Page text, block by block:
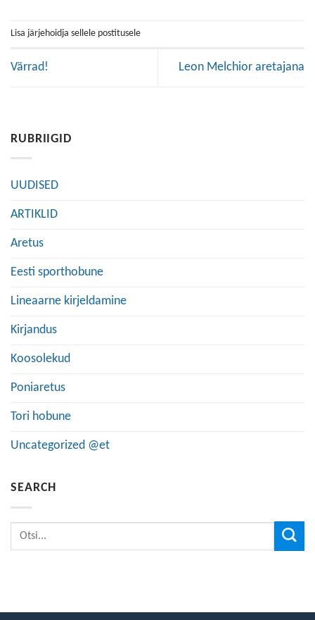
Lisa järjehoidja sellele postitusele
Värrad! Leon Melchior aretajana
RUBRIIGID
UUDISED
ARTIKLID
Aretus
Eesti sporthobune
Lineaarne kirjeldamine
Kirjandus
Koosolekud
Poniaretus
Tori hobune
Uncategorized @et
SEARCH